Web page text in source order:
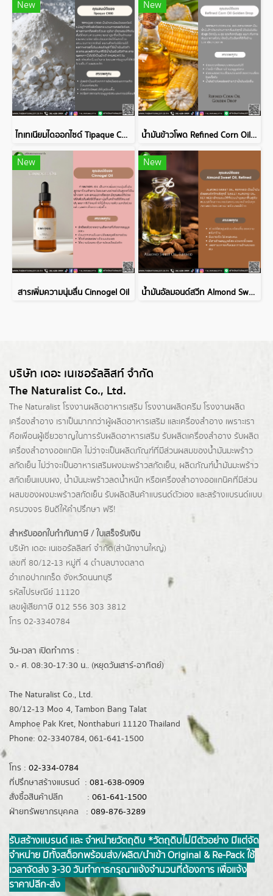
New
ไทเทเนียมไดออกไซด์ Tipaque CR50
New
น้ำมันข้าวโพด Refined Corn Oil Golden Drop
New
สารเพิ่มความนุ่มลื่น Cinnogel Oil
New
น้ำมันอัลมอนด์สวีท Almond Sweet Oil, Refined
บริษัท เดอะ เนเชอรัลลิสท์ จำกัด
The Naturalist Co., Ltd.
The Naturalist โรงงานผลิตอาหารเสริม โรงงานผลิตครีม โรงงานผลิต
เครื่องสำอาง เราเป็นมากกว่าผู้ผลิตอาหารเสริม และเครื่องสำอาง เพราะเรา
คือเพื่อนผู้เชี่ยวชาญในการรับผลิตอาหารเสริม รับผลิตเครื่องสำอาง รับผลิต
เครื่องสำอางออแกนิค ไม่ว่าจะเป็นผลิตภัณฑ์ที่มีส่วนผสมของน้ำมันมะพร้าว
สกัดเย็น ไม่ว่าจะเป็นอาหารเสริมผงมะพร้าวสกัดเย็น, ผลิตภัณฑ์น้ำมันมะพร้าว
สกัดเย็นแบบผง, น้ำมันมะพร้าวลดน้ำหนัก หรือเครื่องสำอางออแกนิคที่มีส่วน
ผสมของผงมะพร้าวสกัดเย็น รับผลิตสินค้าแบรนด์ตัวเอง และสร้างแบรนด์แบบ
ครบวงจร ยินดีให้คำปรึกษา ฟรี!
สำหรับออกใบกำกับภาษี / ใบเสร็จรับเงิน
บริษัท เดอะ เนเชอรัลลิสท์ จำกัด(ส่านักงานใหญ่)
เลขที่ 80/12-13 หมู่ที่ 4 ตำบลบางตลาด
อำเภอปากเกร็ด จังหวัดนนทบุรี
รหัสไปรษณีย์ 11120
เลขผู้เสียภาษี 012 556 303 3812
โทร 02-3340784
วัน-เวลา เปิดทำการ :
จ.- ศ. 08:30-17:30 น.. (หยุดวันเสาร์-อาทิตย์)
The Naturalist Co., Ltd.
80/12-13 Moo 4, Tambon Bang Talat
Amphoe Pak Kret, Nonthaburi 11120 Thailand
Phone: 02-3340784, 061-641-1500
โทร : 02-334-0784
ที่ปรึกษาสร้างแบรนด์ : 081-638-0909
สั่งซื้อสินค้าปลีก : 061-641-1500
ฝ่ายทรัพยากรบุคคล : 089-876-3289
รับสร้างแบรนด์ และ จำหน่ายวัตถุดิบ *วัตถุดิบไม่มีตัวอย่าง มีแต่จัด
จำหน่าย มีทั้งสต็อกพร้อมส่ง/ผลิต/นำเข้า Original & Re-Pack ใช้
เวลาจัดส่ง 3-30 วันทำการ กรุณาแจ้งจำนวนที่ต้องการ เพื่อแจ้ง
ราคาปลีก-ส่ง